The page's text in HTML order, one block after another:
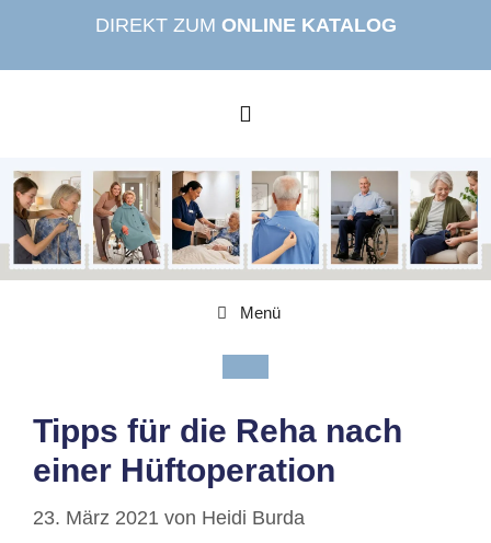
springen
DIREKT ZUM ONLINE KATALOG
Menü
Tipps für die Reha nach
einer Hüftoperation
23. März 2021 von Heidi Burda